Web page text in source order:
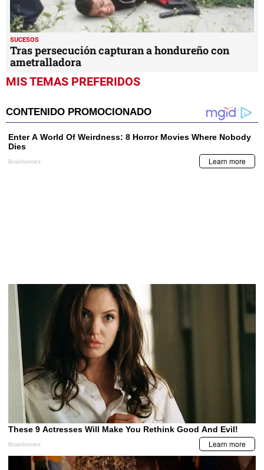
SUCESOS
Tras persecución capturan a hondureño con
ametralladora
MIS TEMAS PREFERIDOS